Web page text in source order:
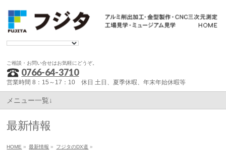
ご相談・お問い合せはお気軽にどうぞ。
0766-64-3710
営業時間 8：15～17：10 休日 土日、夏季休暇、年末年始休暇等
メニュー一覧↓
最新情報
HOME » 最新情報 » フジタのDX道 »